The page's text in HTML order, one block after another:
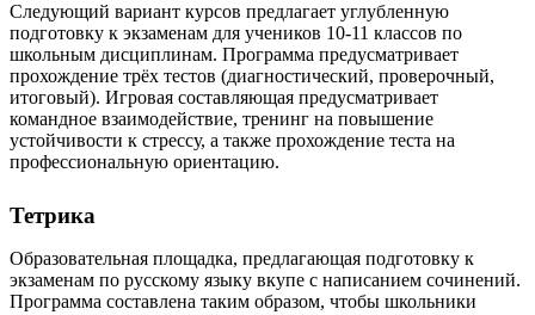
Следующий вариант курсов предлагает углубленную
подготовку к экзаменам для учеников 10-11 классов по
школьным дисциплинам. Программа предусматривает
прохождение трёх тестов (диагностический, проверочный,
итоговый). Игровая составляющая предусматривает
командное взаимодействие, тренинг на повышение
устойчивости к стрессу, а также прохождение теста на
профессиональную ориентацию.
Тетрика
Образовательная площадка, предлагающая подготовку к
экзаменам по русскому языку вкупе с написанием сочинений.
Программа составлена таким образом, чтобы школьники